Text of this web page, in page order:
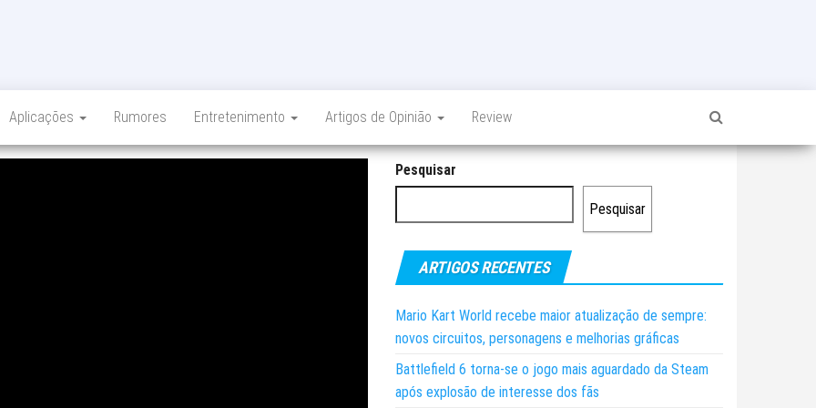
Aplicações Rumores Entretenimento Artigos de Opinião Review
Pesquisar
Pesquisar
ARTIGOS RECENTES
Mario Kart World recebe maior atualização de sempre:
novos circuitos, personagens e melhorias gráficas
Battlefield 6 torna-se o jogo mais aguardado da Steam
após explosão de interesse dos fãs